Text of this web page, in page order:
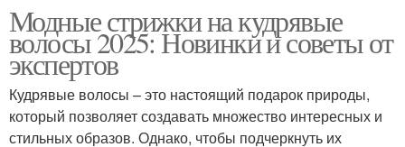
Модные стрижки на кудрявые
волосы 2025: Новинки и советы от
экспертов
Кудрявые волосы – это настоящий подарок природы,
который позволяет создавать множество интересных и
стильных образов. Однако, чтобы подчеркнуть их